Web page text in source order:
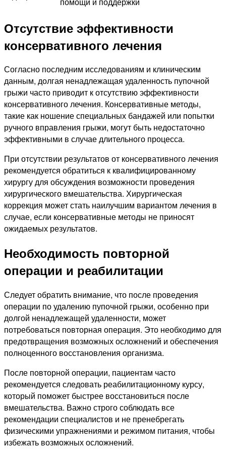
Отсутствие эффективности
консервативного лечения
Согласно последним исследованиям и клиническим
данным, долгая ненадлежащая удаленность пупочной
грыжи часто приводит к отсутствию эффективности
консервативного лечения. Консервативные методы,
такие как ношение специальных бандажей или попытки
ручного вправления грыжи, могут быть недостаточно
эффективными в случае длительного процесса.
При отсутствии результатов от консервативного лечения
рекомендуется обратиться к квалифицированному
хирургу для обсуждения возможности проведения
хирургического вмешательства. Хирургическая
коррекция может стать наилучшим вариантом лечения в
случае, если консервативные методы не приносят
ожидаемых результатов.
Необходимость повторной
операции и реабилитации
Следует обратить внимание, что после проведения
операции по удалению пупочной грыжи, особенно при
долгой ненадлежащей удаленности, может
потребоваться повторная операция. Это необходимо для
предотвращения возможных осложнений и обеспечения
полноценного восстановления организма.
После повторной операции, пациентам часто
рекомендуется следовать реабилитационному курсу,
который поможет быстрее восстановиться после
вмешательства. Важно строго соблюдать все
рекомендации специалистов и не пренебрегать
физическими упражнениями и режимом питания, чтобы
избежать возможных осложнений.